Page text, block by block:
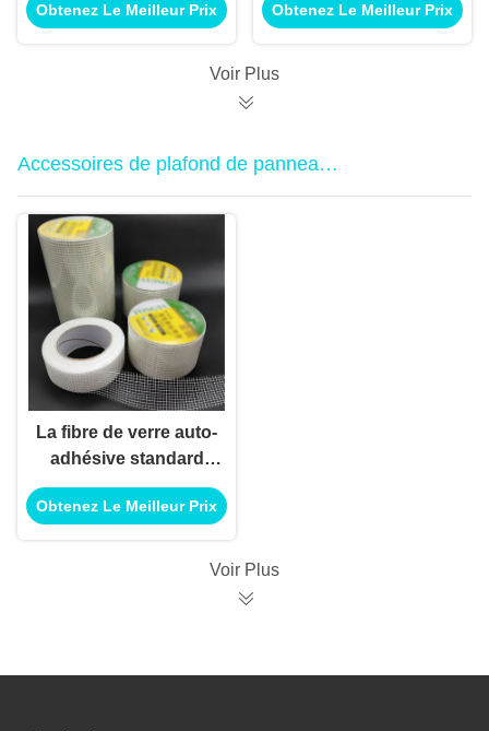
et garantie de 5 ans
Obtenez Le Meilleur Prix
finition en papier et
pour les solutions de
Obtenez Le Meilleur Prix
Voir Plus
Accessoires de plafond de panneau
de gypse
La fibre de verre auto-
adhésive standard
Mesh Tape White
Color For mure des
Obtenez Le Meilleur Prix
Voir Plus